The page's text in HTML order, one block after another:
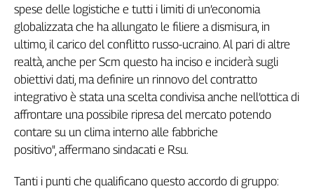
Collettiva
Play
Rubriche
Collettiva
Talk
La
Collettiva
Girasoli
Il
spese delle logistiche e tutti i limiti di un’economia
globalizzata che ha allungato le filiere a dismisura, in
ultimo, il carico del conflitto russo-ucraino. Al pari di altre
realtà, anche per Scm questo ha inciso e inciderà sugli
obiettivi dati, ma definire un rinnovo del contratto
integrativo è stata una scelta condivisa anche nell’ottica di
affrontare una possibile ripresa del mercato potendo
contare su un clima interno alle fabbriche
positivo", affermano sindacati e Rsu.
Tanti i punti che qualificano questo accordo di gruppo: